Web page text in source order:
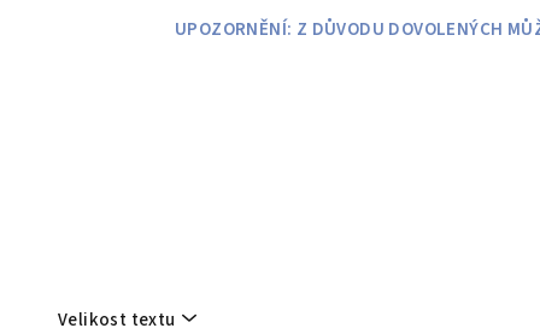
UPOZORNĚNÍ: Z DŮVODU DOVOLENÝCH
Velikost textu